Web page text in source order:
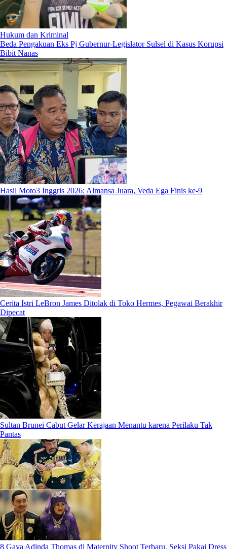
Hukum dan Kriminal
Beda Pengakuan Eks Pj Gubernur-Legislator Sulsel di Kasus Korupsi
Bibit Nanas
Hasil Moto3 Inggris 2026: Almansa Juara, Veda Ega Finis ke-9
Cerita Istri LeBron James Ditolak di Toko Hermes, Pegawai Berakhir
Dipecat
Sultan Brunei Cabut Gelar Kerajaan Menantu karena Perilaku Tak
Pantas
8 Gaya Adinda Thomas di Maternity Shoot Terbaru, Seksi Pakai Dress